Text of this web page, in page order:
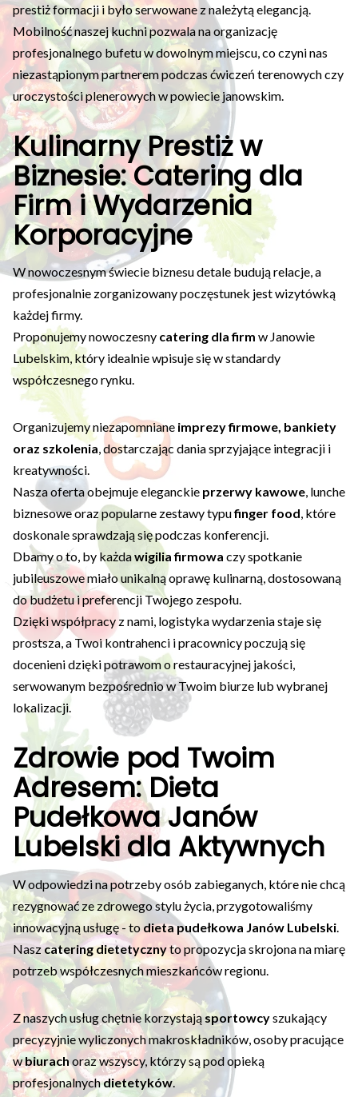
prestiż formacji i było serwowane z należytą elegancją.
Mobilność naszej kuchni pozwala na organizację
profesjonalnego bufetu w dowolnym miejscu, co czyni nas
niezastąpionym partnerem podczas ćwiczeń terenowych czy
uroczystości plenerowych w powiecie janowskim.
Kulinarny Prestiż w
Biznesie: Catering dla
Firm i Wydarzenia
Korporacyjne
W nowoczesnym świecie biznesu detale budują relacje, a
profesjonalnie zorganizowany poczęstunek jest wizytówką
każdej firmy.
Proponujemy nowoczesny catering dla firm w Janowie
Lubelskim, który idealnie wpisuje się w standardy
współczesnego rynku.
Organizujemy niezapomniane imprezy firmowe, bankiety
oraz szkolenia, dostarczając dania sprzyjające integracji i
kreatywności.
Nasza oferta obejmuje eleganckie przerwy kawowe, lunche
biznesowe oraz popularne zestawy typufinger food, które
doskonale sprawdzają się podczas konferencji.
Dbamy o to, by każdawigilia firmowa czy spotkanie
jubileuszowe miało unikalną oprawę kulinarną, dostosowaną
do budżetu i preferencji Twojego zespołu.
Dzięki współpracy z nami, logistyka wydarzenia staje się
prostsza, a Twoi kontrahenci i pracownicy poczują się
docenieni dzięki potrawom o restauracyjnej jakości,
serwowanym bezpośrednio w Twoim biurze lub wybranej
lokalizacji.
Zdrowie pod Twoim
Adresem: Dieta
Pudełkowa Janów
Lubelski dla Aktywnych
W odpowiedzi na potrzeby osób zabieganych, które nie chcą
rezygnować ze zdrowego stylu życia, przygotowaliśmy
innowacyjną usługę - to dieta pudełkowa Janów Lubelski
Naszcatering dietetycznyto propozycja skrojona na miarę
potrzeb współczesnych mieszkańców regionu.
Z naszych usług chętnie korzystają sportowcyszukający
precyzyjnie wyliczonych makroskładników, osoby pracujące
wbiurachoraz wszyscy, którzy są pod opieką
profesjonalnychdietetyków.